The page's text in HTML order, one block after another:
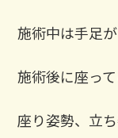
施術中は手足
施術後に座っ
座り姿勢、立